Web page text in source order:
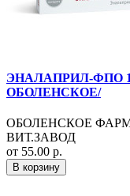
ЭНАЛАПРИЛ-ФПО
ОБОЛЕНСКОЕ/
ОБОЛЕНСКОЕ
ВИТ.ЗАВОД
от 55.00 р.
В корзину